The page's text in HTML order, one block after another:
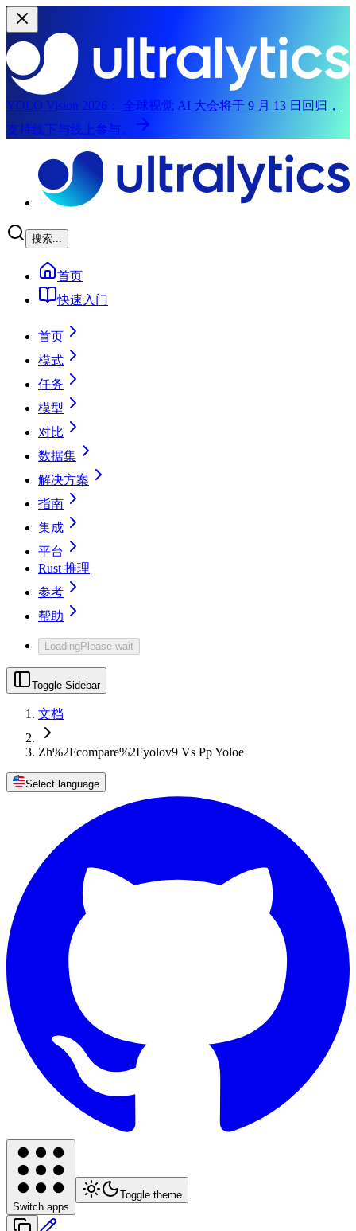
YOLO Vision 2026：
全球视觉 AI 大会将于 9 月 13 日回归，
支持线下与线上参与。
搜索...
首页
快速入门
首页
模式
任务
模型
对比
数据集
解决方案
指南
集成
平台
Rust 推理
参考
帮助
LoadingPlease wait
Toggle Sidebar
文档
Zh%2Fcompare%2Fyolov9 Vs Pp Yoloe
Select language
Switch apps
Toggle theme